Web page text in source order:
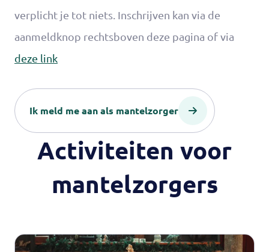
verplicht je tot niets. Inschrijven kan via de
aanmeldknop rechtsboven deze pagina of via
deze link
Ik meld me aan als mantelzorger
Activiteiten voor
mantelzorgers